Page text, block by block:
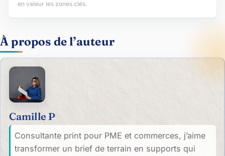
en valeur les zones clés.
À propos de l’auteur
Camille P
Consultante print pour PME et commerces, j’aime
transformer un brief de terrain en supports qui